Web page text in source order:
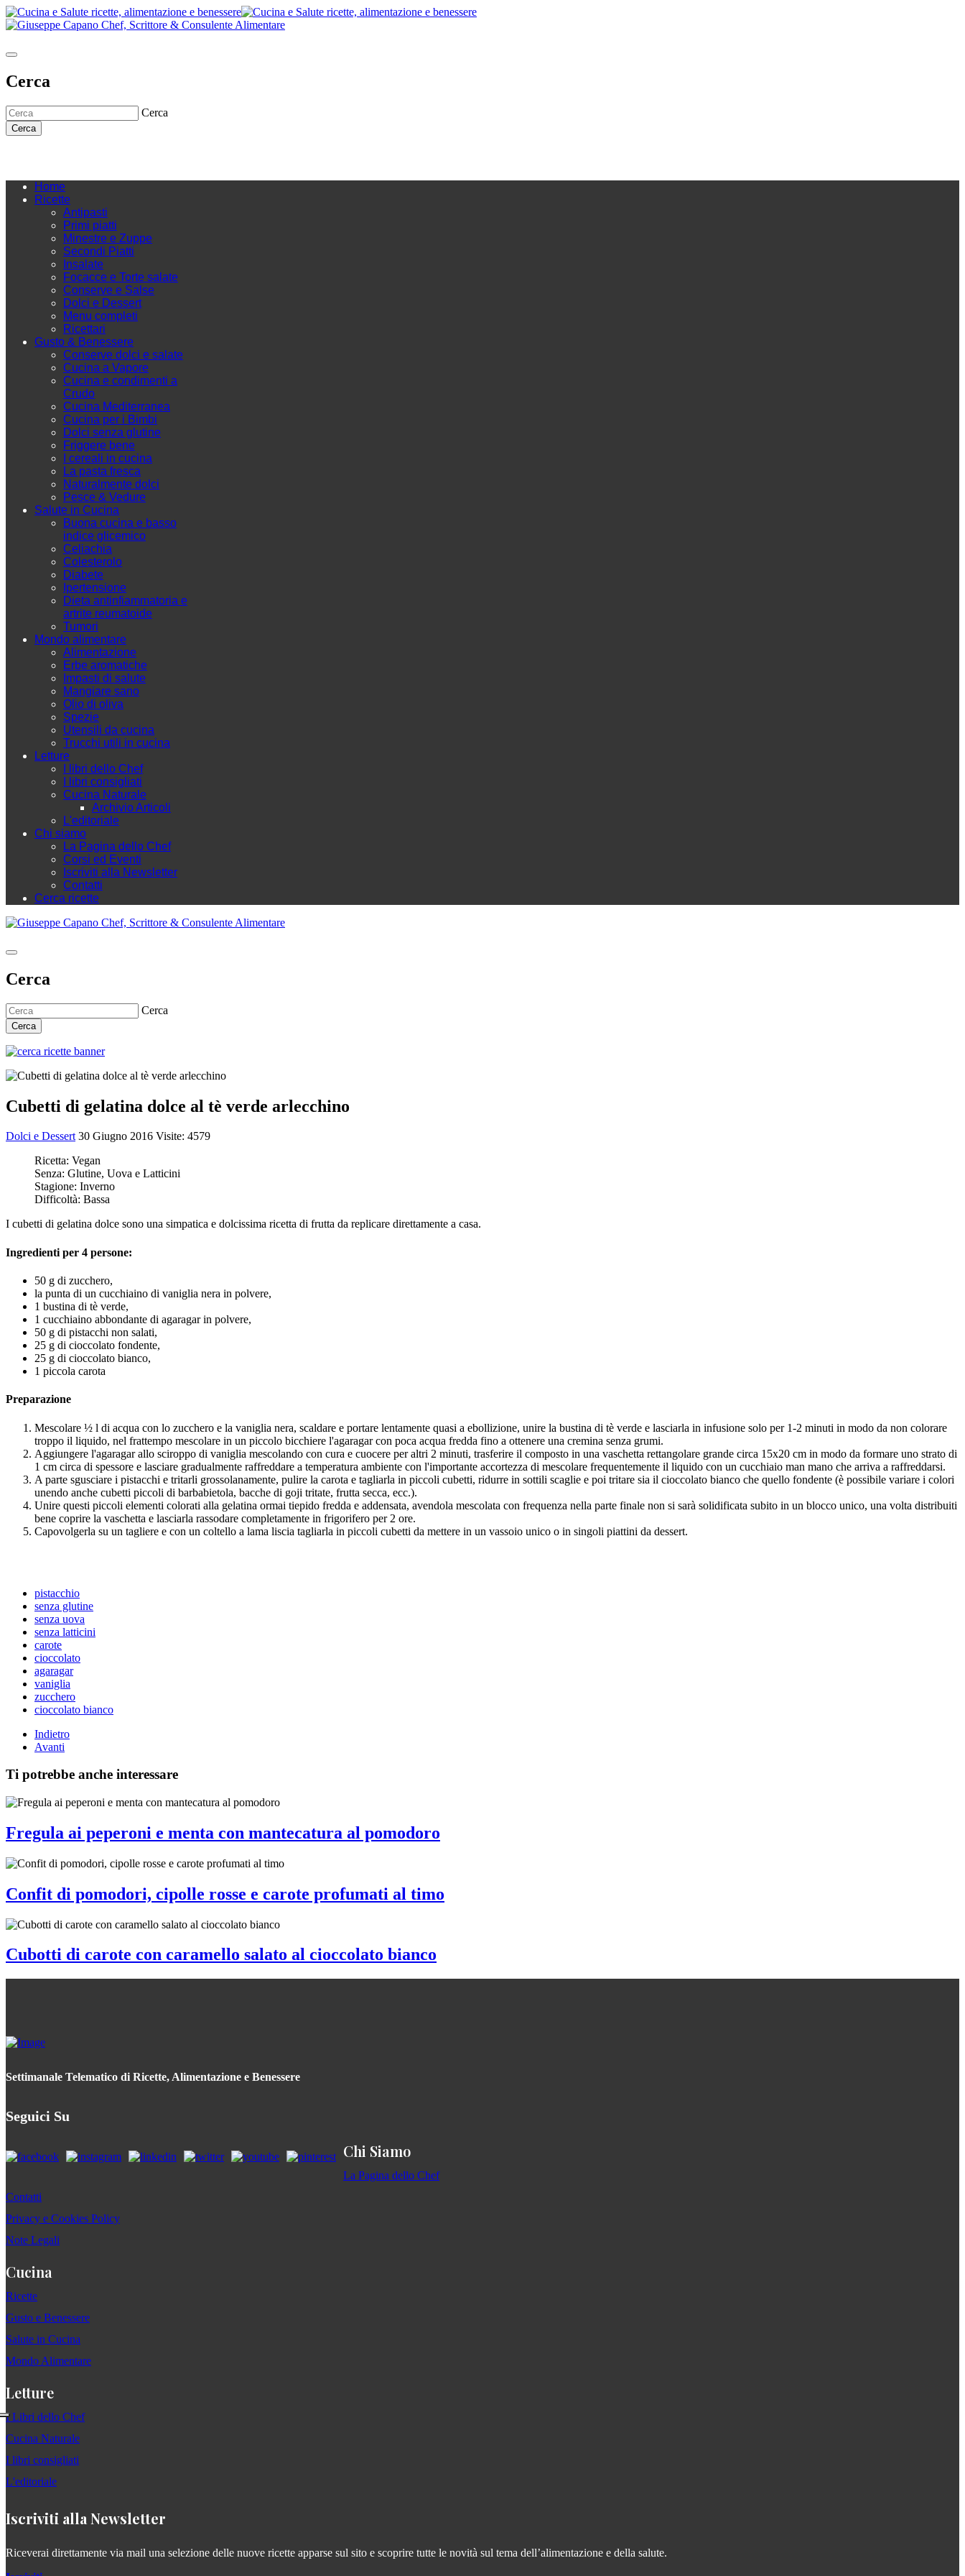
Cerca
Cerca
Cerca
Home
Ricette
Antipasti
Primi piatti
Minestre e Zuppe
Secondi Piatti
Insalate
Focacce e Torte salate
Conserve e Salse
Dolci e Dessert
Menu completi
Ricettari
Gusto & Benessere
Conserve dolci e salate
Cucina a Vapore
Cucina e condimenti a
Crudo
Cucina Mediterranea
Cucina per i Bimbi
Dolci senza glutine
Friggere bene
I cereali in cucina
La pasta fresca
Naturalmente dolci
Pesce & Vedure
Salute in Cucina
Buona cucina e basso
indice glicemico
Celiachia
Colesterolo
Diabete
Ipertensione
Dieta antinfiammatoria e
artrite reumatoide
Tumori
Mondo alimentare
Alimentazione
Erbe aromatiche
Impasti di salute
Mangiare sano
Olio di oliva
Spezie
Utensili da cucina
Trucchi utili in cucina
Letture
I libri dello Chef
I libri consigliati
Cucina Naturale
Archivio Articoli
L'editoriale
Chi siamo
La Pagina dello Chef
Corsi ed Eventi
Iscriviti alla Newsletter
Contatti
Cerca ricette
Cerca
Cerca
Cerca
Cubetti di gelatina dolce al tè verde arlecchino
Dolci e Dessert 30 Giugno 2016 Visite: 4579
Ricetta: Vegan
Senza: Glutine, Uova e Latticini
Stagione: Inverno
Difficoltà: Bassa
I cubetti di gelatina dolce sono una simpatica e dolcissima ricetta di frutta da replicare direttamente a casa.
Ingredienti per 4 persone:
50 g di zucchero,
la punta di un cucchiaino di vaniglia nera in polvere,
1 bustina di tè verde,
1 cucchiaino abbondante di agaragar in polvere,
50 g di pistacchi non salati,
25 g di cioccolato fondente,
25 g di cioccolato bianco,
1 piccola carota
Preparazione
Mescolare ½ l di acqua con lo zucchero e la vaniglia nera, scaldare e portare lentamente quasi a ebollizione, unire la bustina di tè verde e lasciarla in infusione solo per 1-2 minuti in modo da non colorare
troppo il liquido, nel frattempo mescolare in un piccolo bicchiere l'agaragar con poca acqua fredda fino a ottenere una cremina senza grumi.
Aggiungere l'agaragar allo sciroppo di vaniglia mescolando con cura e cuocere per altri 2 minuti, trasferire il composto in una vaschetta rettangolare grande circa 15x20 cm in modo da formare uno strato di
1 cm circa di spessore e lasciare gradualmente raffreddare a temperatura ambiente con l'importante accortezza di mescolare frequentemente il liquido con un cucchiaio man mano che arriva a raffreddarsi.
A parte sgusciare i pistacchi e tritarli grossolanamente, pulire la carota e tagliarla in piccoli cubetti, ridurre in sottili scaglie e poi tritare sia il cioccolato bianco che quello fondente (è possibile variare i colori
unendo anche cubetti piccoli di barbabietola, bacche di goji tritate, frutta secca, ecc.).
Unire questi piccoli elementi colorati alla gelatina ormai tiepido fredda e addensata, avendola mescolata con frequenza nella parte finale non si sarà solidificata subito in un blocco unico, una volta distribuiti
bene coprire la vaschetta e lasciarla rassodare completamente in frigorifero per 2 ore.
Capovolgerla su un tagliere e con un coltello a lama liscia tagliarla in piccoli cubetti da mettere in un vassoio unico o in singoli piattini da dessert.
pistacchio
senza glutine
senza uova
senza latticini
carote
cioccolato
agaragar
vaniglia
zucchero
cioccolato bianco
Indietro
Avanti
Ti potrebbe anche interessare
Fregula ai peperoni e menta con mantecatura al pomodoro
Confit di pomodori, cipolle rosse e carote profumati al timo
Cubotti di carote con caramello salato al cioccolato bianco
Settimanale Telematico di Ricette, Alimentazione e Benessere
Seguici Su
Chi Siamo
La Pagina dello Chef
Contatti
Privacy e Cookies Policy
Note Legali
Cucina
Ricette
Gusto e Benessere
Salute in Cucina
Mondo Alimentare
Letture
I Libri dello Chef
Cucina Naturale
I libri consigliati
L'editoriale
Iscriviti alla Newsletter
Riceverai direttamente via mail una selezione delle nuove ricette apparse sul sito e scoprire tutte le novità sul tema dell’alimentazione e della salute.